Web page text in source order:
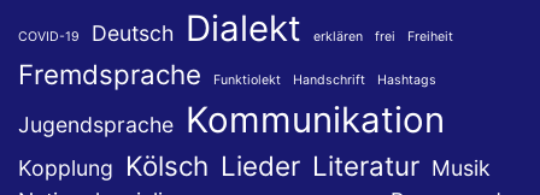
COVID-19 Deutsch Dialekt erklären frei Freiheit
Fremdsprache Funktiolekt Handschrift Hashtags
Jugendsprache Kommunikation
Kopplung Kölsch Lieder Literatur Musik